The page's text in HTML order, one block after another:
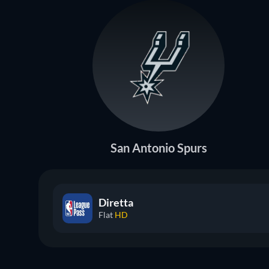
San Antonio Spurs
Diretta
Flat HD